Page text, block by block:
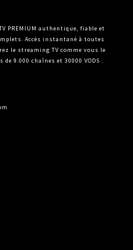
PREMIUM authentique, fiable et
Accès instantané à toutes
le streaming TV comme vous le
9.000 chaînes et 30000 VODS .